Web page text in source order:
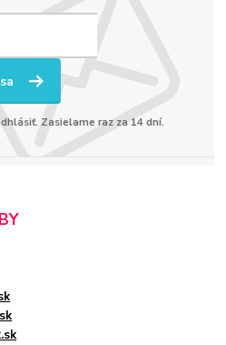
Zasielame raz za 14 dní.